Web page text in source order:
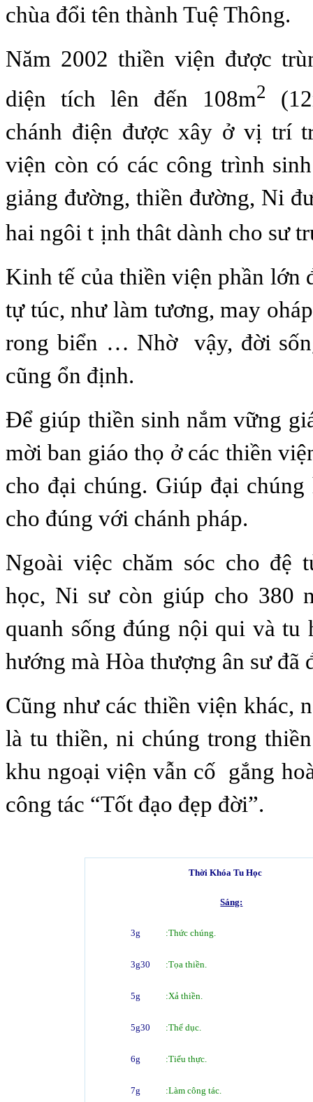
chùa đổi tên thành Tuệ Thông.
Năm 2002 thiền viện được
diện tích lên đến 108m2
chánh điện được xây ở vị trí
viện còn có các công trình
giảng đường, thiền đường, Ni
hai ngôi t ịnh thât dành cho sư
Kinh tế của thiền viện phần lớn
tự túc, như làm tương, may
rong biển … Nhờ vậy, đời
cũng ổn định.
Để giúp thiền sinh nắm vững
mời ban giáo thọ ở các thiền
cho đại chúng. Giúp đại
cho đúng với chánh pháp.
Ngoài việc chăm sóc cho đệ
học, Ni sư còn giúp cho 380
quanh sống đúng nội qui và tu
hướng mà Hòa thượng ân sư đã
Cũng như các thiền viện khác,
là tu thiền, ni chúng trong
khu ngoại viện vẫn cố gắng
công tác “Tốt đạo đẹp đời”.
Thời Khóa Tu Học
Sáng:
3g :Thức chúng.
3g30 :Tọa thiền.
5g :Xả thiền.
5g30 :Thể dục.
6g :Tiểu thực.
7g :Làm công tác.